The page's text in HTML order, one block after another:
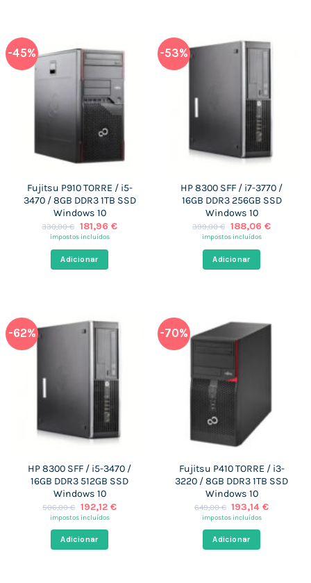
-45%
Fujitsu P910 TORRE / i5-
3470 / 8GB DDR3 1TB SSD
Windows 10
330,00€ O
preço
era:
330,00 €.
181,96 €O
impostos incluídos
Adicionar
-53%
HP 8300 SFF / i7-3770 /
16GB DDR3 256GB SSD
Windows 10
399,00€ O
preço
era:
399,00 €.
188,06 €O
impostos incluídos
Adicionar
-62%
HP 8300 SFF / i5-3470 /
16GB DDR3 512GB SSD
Windows 10
506,00€ O
preço
era:
506,00 €.
192,12 €O
impostos incluídos
Adicionar
-70%
Fujitsu P410 TORRE / i3-
3220 / 8GB DDR3 1TB SSD
Windows 10
649,00€ O
preço
era:
649,00 €.
193,14€O
impostos incluídos
Adicionar